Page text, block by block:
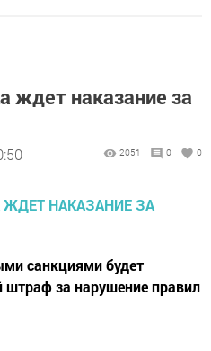
ждет наказание за
2051 0 0
санкциями будет
за нарушение правил